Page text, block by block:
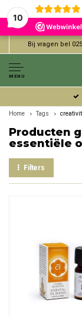
10
Bij vragen bel
MENU
Home Tags
Producten
essentiële
Filters